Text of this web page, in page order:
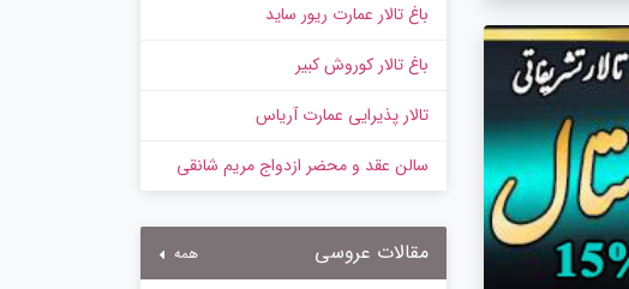
باغ تالار عمارت ریور ساید
باغ تالار کوروش کبیر
تالار پذیرایی عمارت آریاس
سالن عقد و محضر ازدواج مریم شانقی
مقالات عروسی همه